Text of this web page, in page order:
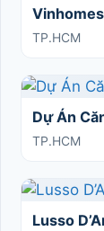
TP.HCM
Dự Án
TP.HCM
Lusso